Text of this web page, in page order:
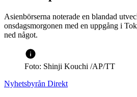
Asienbörserna noterade en blandad
onsdagsmorgonen med en uppgång i
ned något.
Foto: Shinji Kouchi /AP/TT
Nyhetsbyrån Direkt